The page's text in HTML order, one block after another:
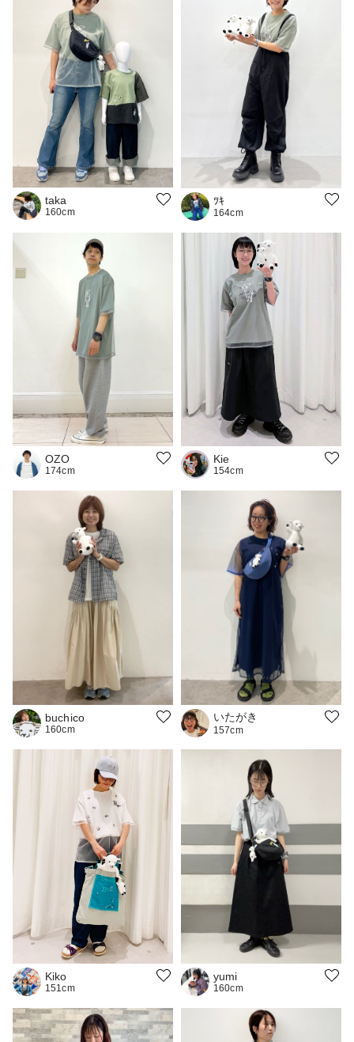
taka
160cm
ﾂｷ
164cm
OZO
174cm
Kie
154cm
buchico
160cm
いたがき
157cm
Kiko
151cm
yumi
160cm